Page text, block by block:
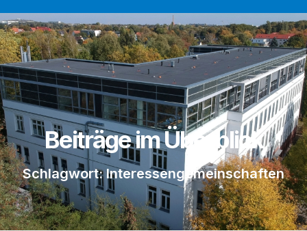
Beiträge im Überblick
Schlagwort: Interessengemeinschaften